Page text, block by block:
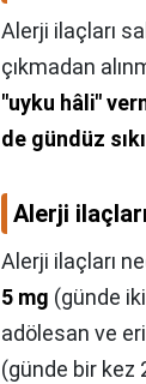
Alerji ilaçları
çıkmadan
"uyku hâli"
de gündüz
Alerji
Alerji ilaçları
5 mg (günde
adölesan ve
(günde bir kez